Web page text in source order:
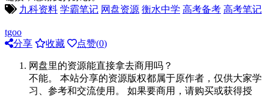
九科资料 学霸笔记 网盘资源 衡水中学 高考备考 高考笔记
tgoo
分享
收藏 点赞(0)
网盘里的资源能直接拿去商用吗？
不能。 本站分享的资源版权都属于原作者，仅供大家学
习、参考和交流使用。 如果要商用，请购买或获得授